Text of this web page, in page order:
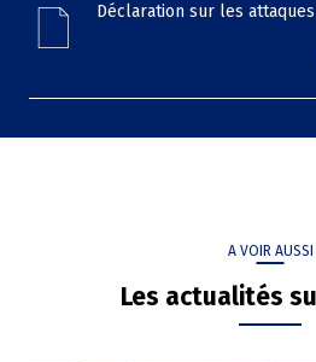
Déclaration sur les
A VOIR AUSSI
Les actualités